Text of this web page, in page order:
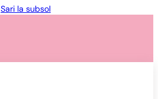
Sari la subsol